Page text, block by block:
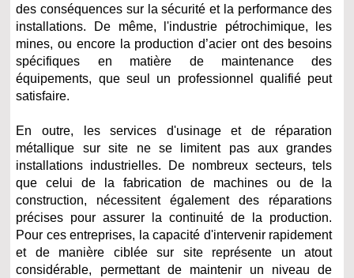
des conséquences sur la sécurité et la performance des
installations. De même, l'industrie pétrochimique, les
mines, ou encore la production d’acier ont des besoins
spécifiques en matière de maintenance des
équipements, que seul un professionnel qualifié peut
satisfaire.
En outre, les services d'usinage et de réparation
métallique sur site ne se limitent pas aux grandes
installations industrielles. De nombreux secteurs, tels
que celui de la fabrication de machines ou de la
construction, nécessitent également des réparations
précises pour assurer la continuité de la production.
Pour ces entreprises, la capacité d'intervenir rapidement
et de manière ciblée sur site représente un atout
considérable, permettant de maintenir un niveau de